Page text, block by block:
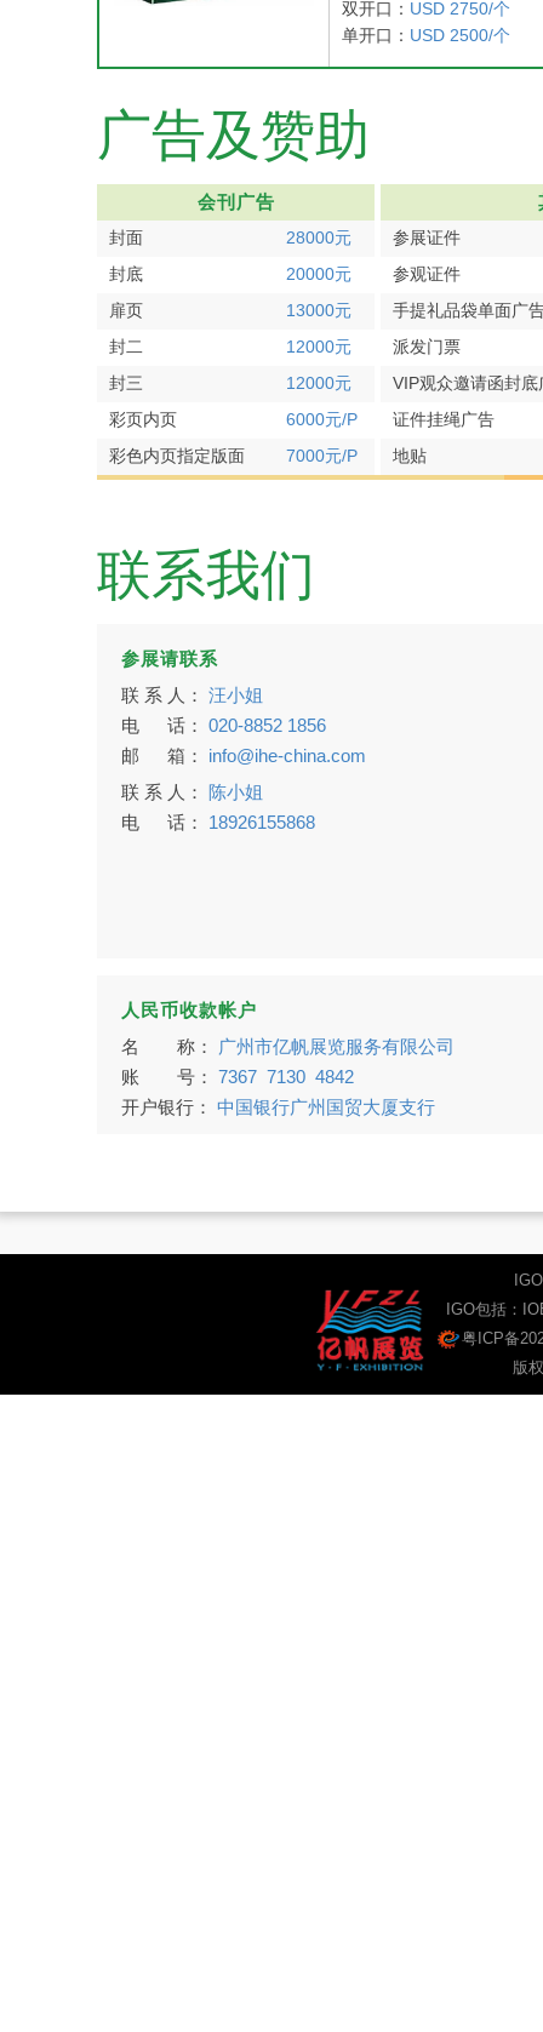
双开口： USD 2750/个
单开口： USD 2500/个
广告及赞助
会刊广告
封面
28000元
封底
20000元
扉页
13000元
封二
12000元
封三
12000元
彩页内页
6000元/P
彩色内页指定版面
7000元/P
参展证件
参观证件
手提礼品袋单面广
派发门票
VIP观众邀请函封底
证件挂绳广告
地贴
联系我们
参展请联系
联 系 人： 汪小姐
电 话： 020-8852 1856
邮 箱：
info@ihe-china.com
联 系 人：
陈小姐
电 话：
18926155868
人民币收款帐户
名 称：
广州市亿帆展览服务有限公司
账 号： 7367 7130 4842
开户银行： 中国银行广州国贸大厦支行
IGO包括：
粤ICP备
版